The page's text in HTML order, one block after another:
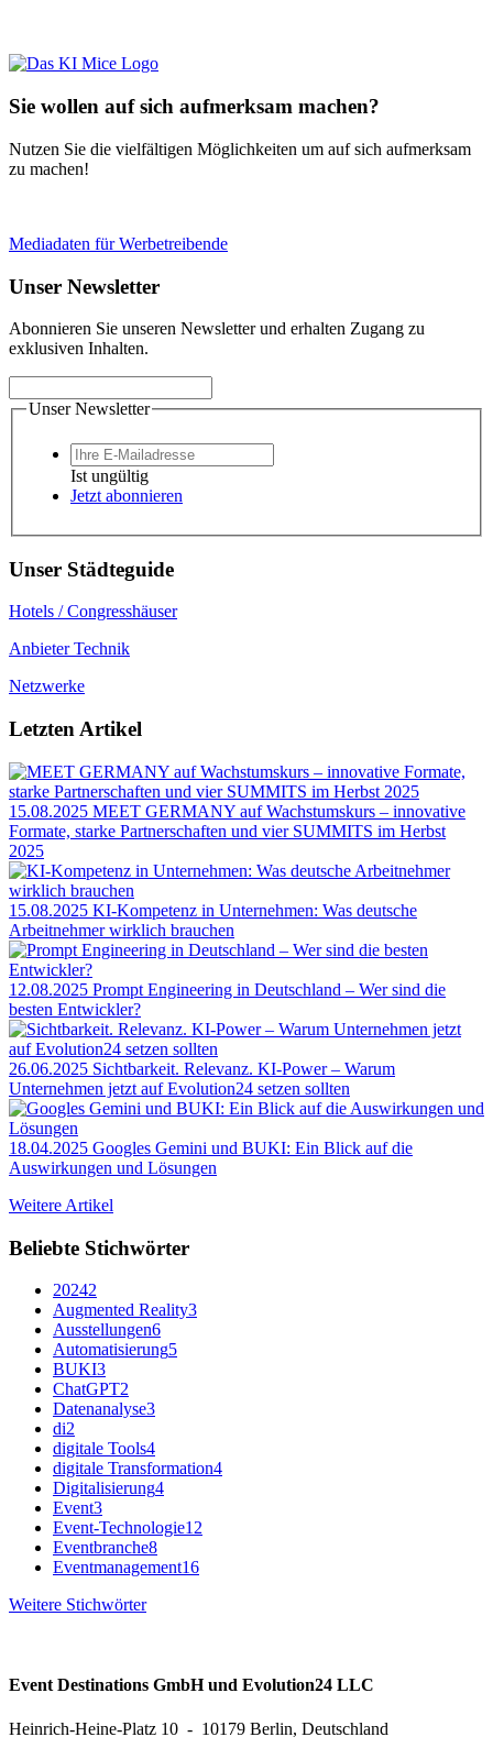
Sie wollen auf sich aufmerksam machen?
Nutzen Sie die vielfältigen Möglichkeiten um auf sich aufmerksam
zu machen!
Mediadaten für Werbetreibende
Unser Newsletter
Abonnieren Sie unseren Newsletter und erhalten Zugang zu
exklusiven Inhalten.
Unser Newsletter
Ist ungültig
Jetzt abonnieren
Unser Städteguide
Hotels / Congresshäuser
Anbieter Technik
Netzwerke
Letzten Artikel
15.08.2025 MEET GERMANY auf Wachstumskurs – innovative
Formate, starke Partnerschaften und vier SUMMITS im Herbst
2025
15.08.2025 KI-Kompetenz in Unternehmen: Was deutsche
Arbeitnehmer wirklich brauchen
12.08.2025 Prompt Engineering in Deutschland – Wer sind die
besten Entwickler?
26.06.2025 Sichtbarkeit. Relevanz. KI-Power – Warum
Unternehmen jetzt auf Evolution24 setzen sollten
18.04.2025 Googles Gemini und BUKI: Ein Blick auf die
Auswirkungen und Lösungen
Weitere Artikel
Beliebte Stichwörter
20242
Augmented Reality3
Ausstellungen6
Automatisierung5
BUKI3
ChatGPT2
Datenanalyse3
di2
digitale Tools4
digitale Transformation4
Digitalisierung4
Event3
Event-Technologie12
Eventbranche8
Eventmanagement16
Weitere Stichwörter
Event Destinations GmbH und Evolution24 LLC
Heinrich-Heine-Platz 10 - 10179 Berlin, Deutschland